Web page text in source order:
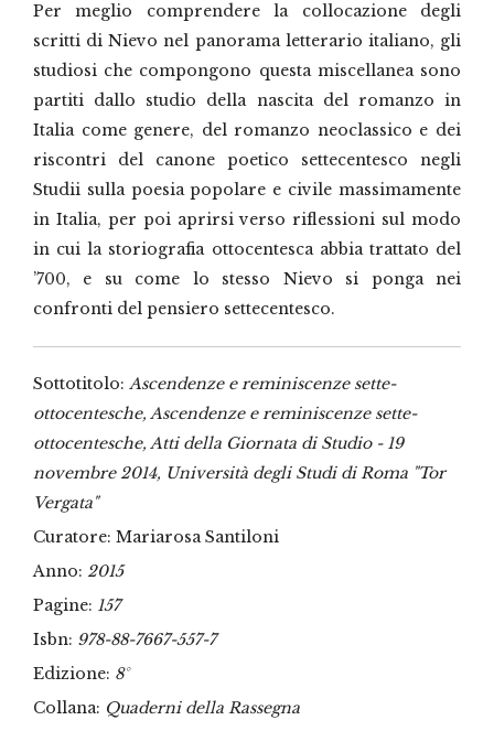
Per meglio comprendere la collocazione degli
scritti di Nievo nel panorama letterario italiano, gli
studiosi che compongono questa miscellanea sono
partiti dallo studio della nascita del romanzo in
Italia come genere, del romanzo neoclassico e dei
riscontri del canone poetico settecentesco negli
Studii sulla poesia popolare e civile massimamente
in Italia, per poi aprirsi verso riflessioni sul modo
in cui la storiografia ottocentesca abbia trattato del
’700, e su come lo stesso Nievo si ponga nei
confronti del pensiero settecentesco.
Sottotitolo: Ascendenze e reminiscenze sette-
ottocentesche, Ascendenze e reminiscenze sette-
ottocentesche, Atti della Giornata di Studio - 19
novembre 2014, Università degli Studi di Roma "Tor
Vergata"
Curatore: Mariarosa Santiloni
Anno: 2015
Pagine: 157
Isbn: 978-88-7667-557-7
Edizione: 8°
Collana: Quaderni della Rassegna